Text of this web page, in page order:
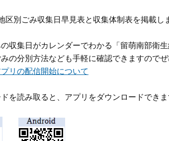
区別ごみ収集日早見表と収集体制表を掲載し
の収集日がカレンダーでわかる
「留萌南部衛
の分別方法なども手軽に確認できますのでぜ
リの配信開始について
を読み取ると、アプリをダウンロードできま